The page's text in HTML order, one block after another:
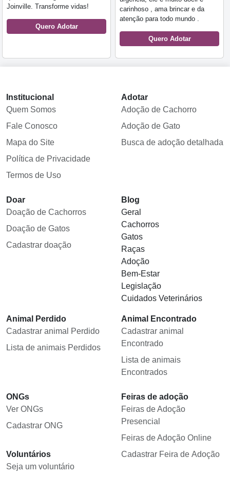
Joinville. Transforme vidas!
Quero Adotar
carinhoso , ama brincar e da
atenção para todo mundo .
Quero Adotar
Institucional
Quem Somos
Fale Conosco
Mapa do Site
Política de Privacidade
Termos de Uso
Adotar
Adoção de Cachorro
Adoção de Gato
Busca de adoção detalhada
Doar
Doação de Cachorros
Doação de Gatos
Cadastrar doação
Blog
Geral
Cachorros
Gatos
Raças
Adoção
Bem-Estar
Legislação
Cuidados Veterinários
Animal Perdido
Cadastrar animal Perdido
Lista de animais Perdidos
Animal Encontrado
Cadastrar animal
Encontrado
Lista de animais
Encontrados
ONGs
Ver ONGs
Cadastrar ONG
Voluntários
Seja um voluntário
Feiras de adoção
Feiras de Adoção
Presencial
Feiras de Adoção Online
Cadastrar Feira de Adoção